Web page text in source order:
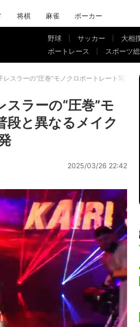
将棋 麻雀 ポーカー
野球 サッカー 大相
ボートレース
スポーツ
レスラーの“圧巻”モノクロポートレート写真
スラーの“圧巻”モ
段と異なるメイク
2025/03/26 22:42